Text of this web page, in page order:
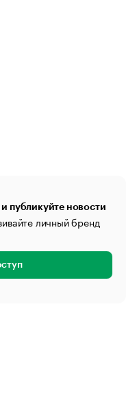
публикуйте новости
личный бренд